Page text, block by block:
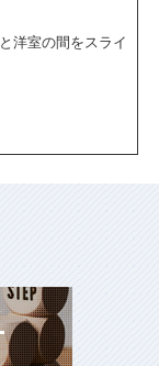
洋室の間をスライ